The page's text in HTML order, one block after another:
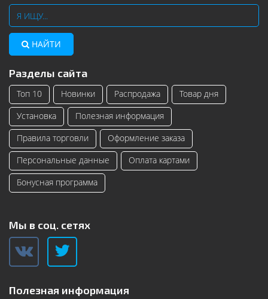
НАЙТИ
Разделы сайта
Топ 10 Новинки Распродажа
Товар дня
Установка
Полезная информация
Правила торговли
Оформление заказа
Персональные данные
Оплата картами
Бонусная программа
Мы в соц. сетях
Полезная информация